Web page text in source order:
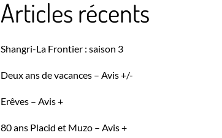
Articles récents
Shangri-La Frontier : saison 3
Deux ans de vacances – Avis +/-
Erêves – Avis +
80 ans Placid et Muzo – Avis +